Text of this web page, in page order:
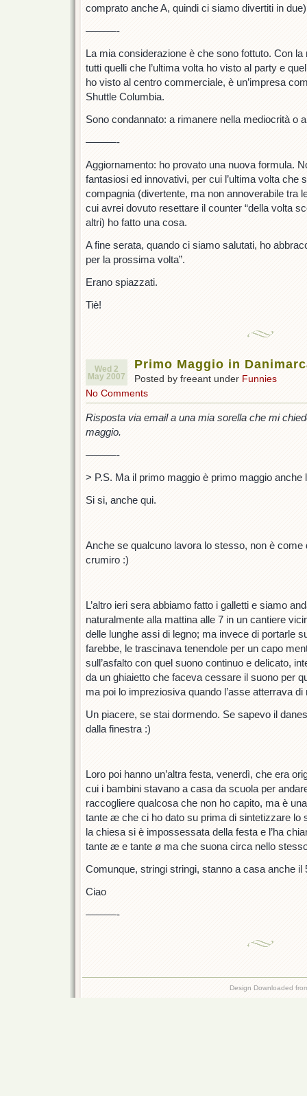
comprato anche A, quindi ci siamo divertiti in
———-
La mia considerazione è che sono fottuto. Con
tutti quelli che l’ultima volta ho visto al party e
ho visto al centro commerciale, è un’impresa
Shuttle Columbia.
Sono condannato: a rimanere nella mediocrità o
———-
Aggiornamento: ho provato una nuova formula.
fantasiosi ed innovativi, per cui l’ultima volta che
compagnia (divertente, ma non annoverabile tra
cui avrei dovuto resettare il counter “della volta
altri) ho fatto una cosa.
A fine serata, quando ci siamo salutati, ho
per la prossima volta”.
Erano spiazzati.
Tiè!
Wed 2
May 2007
Primo Maggio in
Posted by freeant under Funnies
No Comments
Risposta via email a una mia sorella che mi
maggio.
———-
> P.S. Ma il primo maggio è primo maggio anche
Si si, anche qui.
Anche se qualcuno lavora lo stesso, non è come
crumiro :)
L’altro ieri sera abbiamo fatto i galletti e siamo
naturalmente alla mattina alle 7 in un cantiere
delle lunghe assi di legno; ma invece di portarle
farebbe, le trascinava tenendole per un capo
sull’asfalto con quel suono continuo e delicato,
da un ghiaietto che faceva cessare il suono per
ma poi lo impreziosiva quando l’asse atterrava di
Un piacere, se stai dormendo. Se sapevo il
dalla finestra :)
Loro poi hanno un’altra festa, venerdì, che era
cui i bambini stavano a casa da scuola per
raccogliere qualcosa che non ho capito, ma è
tante æ che ci ho dato su prima di sintetizzare lo
la chiesa si è impossessata della festa e l’ha
tante æ e tante ø ma che suona circa nello
Comunque, stringi stringi, stanno a casa anche il
Ciao
———-
Design Downloaded